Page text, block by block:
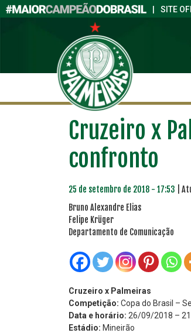
SITE
Cruzeiro x
confronto
25 de setembro de 2018 - 17:53 |
Bruno Alexandre Elias
Felipe Krüger
Departamento de Comunicação
Cruzeiro x Palmeiras
Competição: Copa do Brasil –
Data e horário: 26/09/2018 –
Estádio: Mineirão